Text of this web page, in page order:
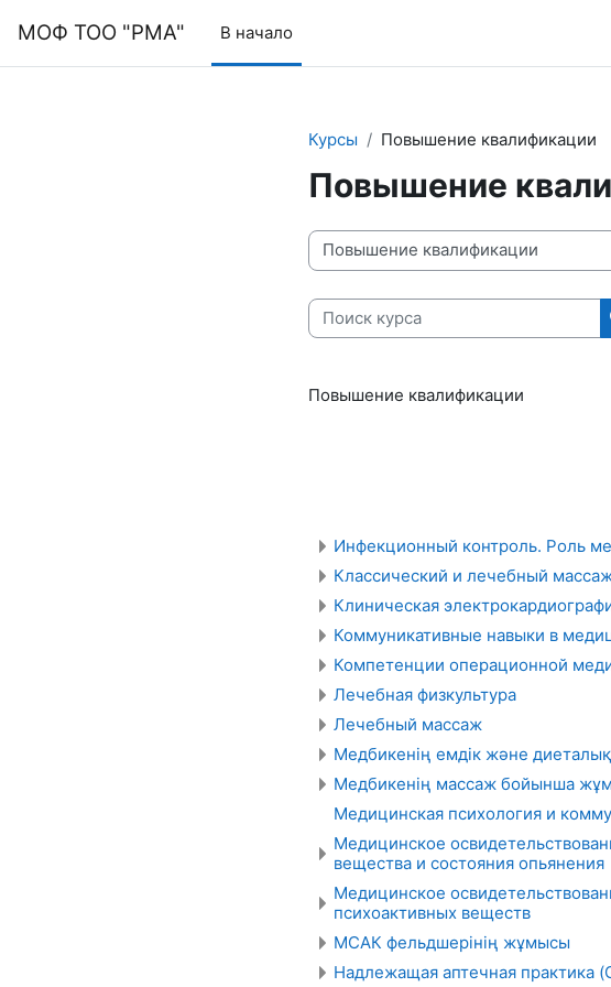
МОФ ТОО "РМА" В начало
Курсы Повышение квалификации
Повышение
Категории курсов
Поиск курса
Повышение квалификации
Инфекционный контроль. Роль
Классический и лечебный
Клиническая
Коммуникативные навыки в
Компетенции операционной
Лечебная физкультура
Лечебный массаж
Медбикенің емдік және
Медбикенің массаж бойынша
Медицинская психология и
Медицинское
вещества и состояния опьянения
Медицинское
психоактивных веществ
МСАК фельдшерінің жұмысы
Надлежащая аптечная практика